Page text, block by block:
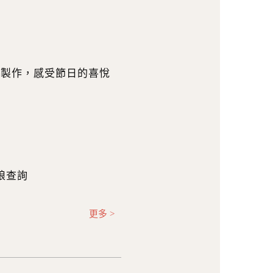
作，感受節日的喜悅
查詢
更多 >